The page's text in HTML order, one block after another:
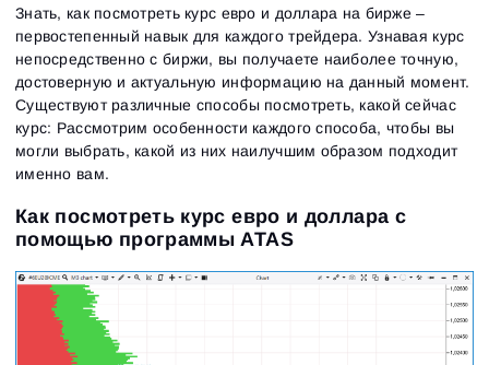
Знать, как посмотреть курс евро и доллара на бирже –
первостепенный навык для каждого трейдера. Узнавая курс
непосредственно с биржи, вы получаете наиболее точную,
достоверную и актуальную информацию на данный момент.
Существуют различные способы посмотреть, какой сейчас
курс: Рассмотрим особенности каждого способа, чтобы вы
могли выбрать, какой из них наилучшим образом подходит
именно вам.
Как посмотреть курс евро и доллара с
помощью программы ATAS